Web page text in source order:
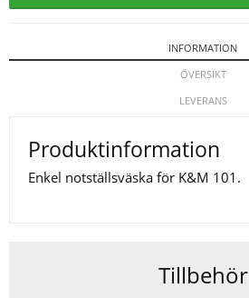
INFORMATION
ÖVERSIKT
LEVERANS
Produktinformation
Enkel notställsväska för K&M 101.
Tillbehör